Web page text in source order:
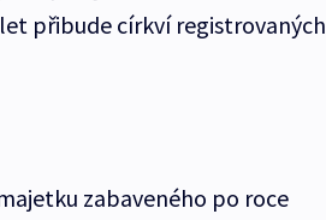
přibude církví registrovaných
zabaveného po roce